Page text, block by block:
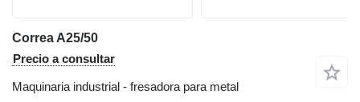
Correa A25/50
Precio a consultar
Maquinaria industrial - fresadora para metal